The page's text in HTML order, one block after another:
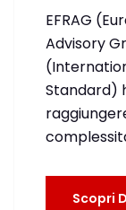
EFRAG
Advisory
Standard)
Scopri